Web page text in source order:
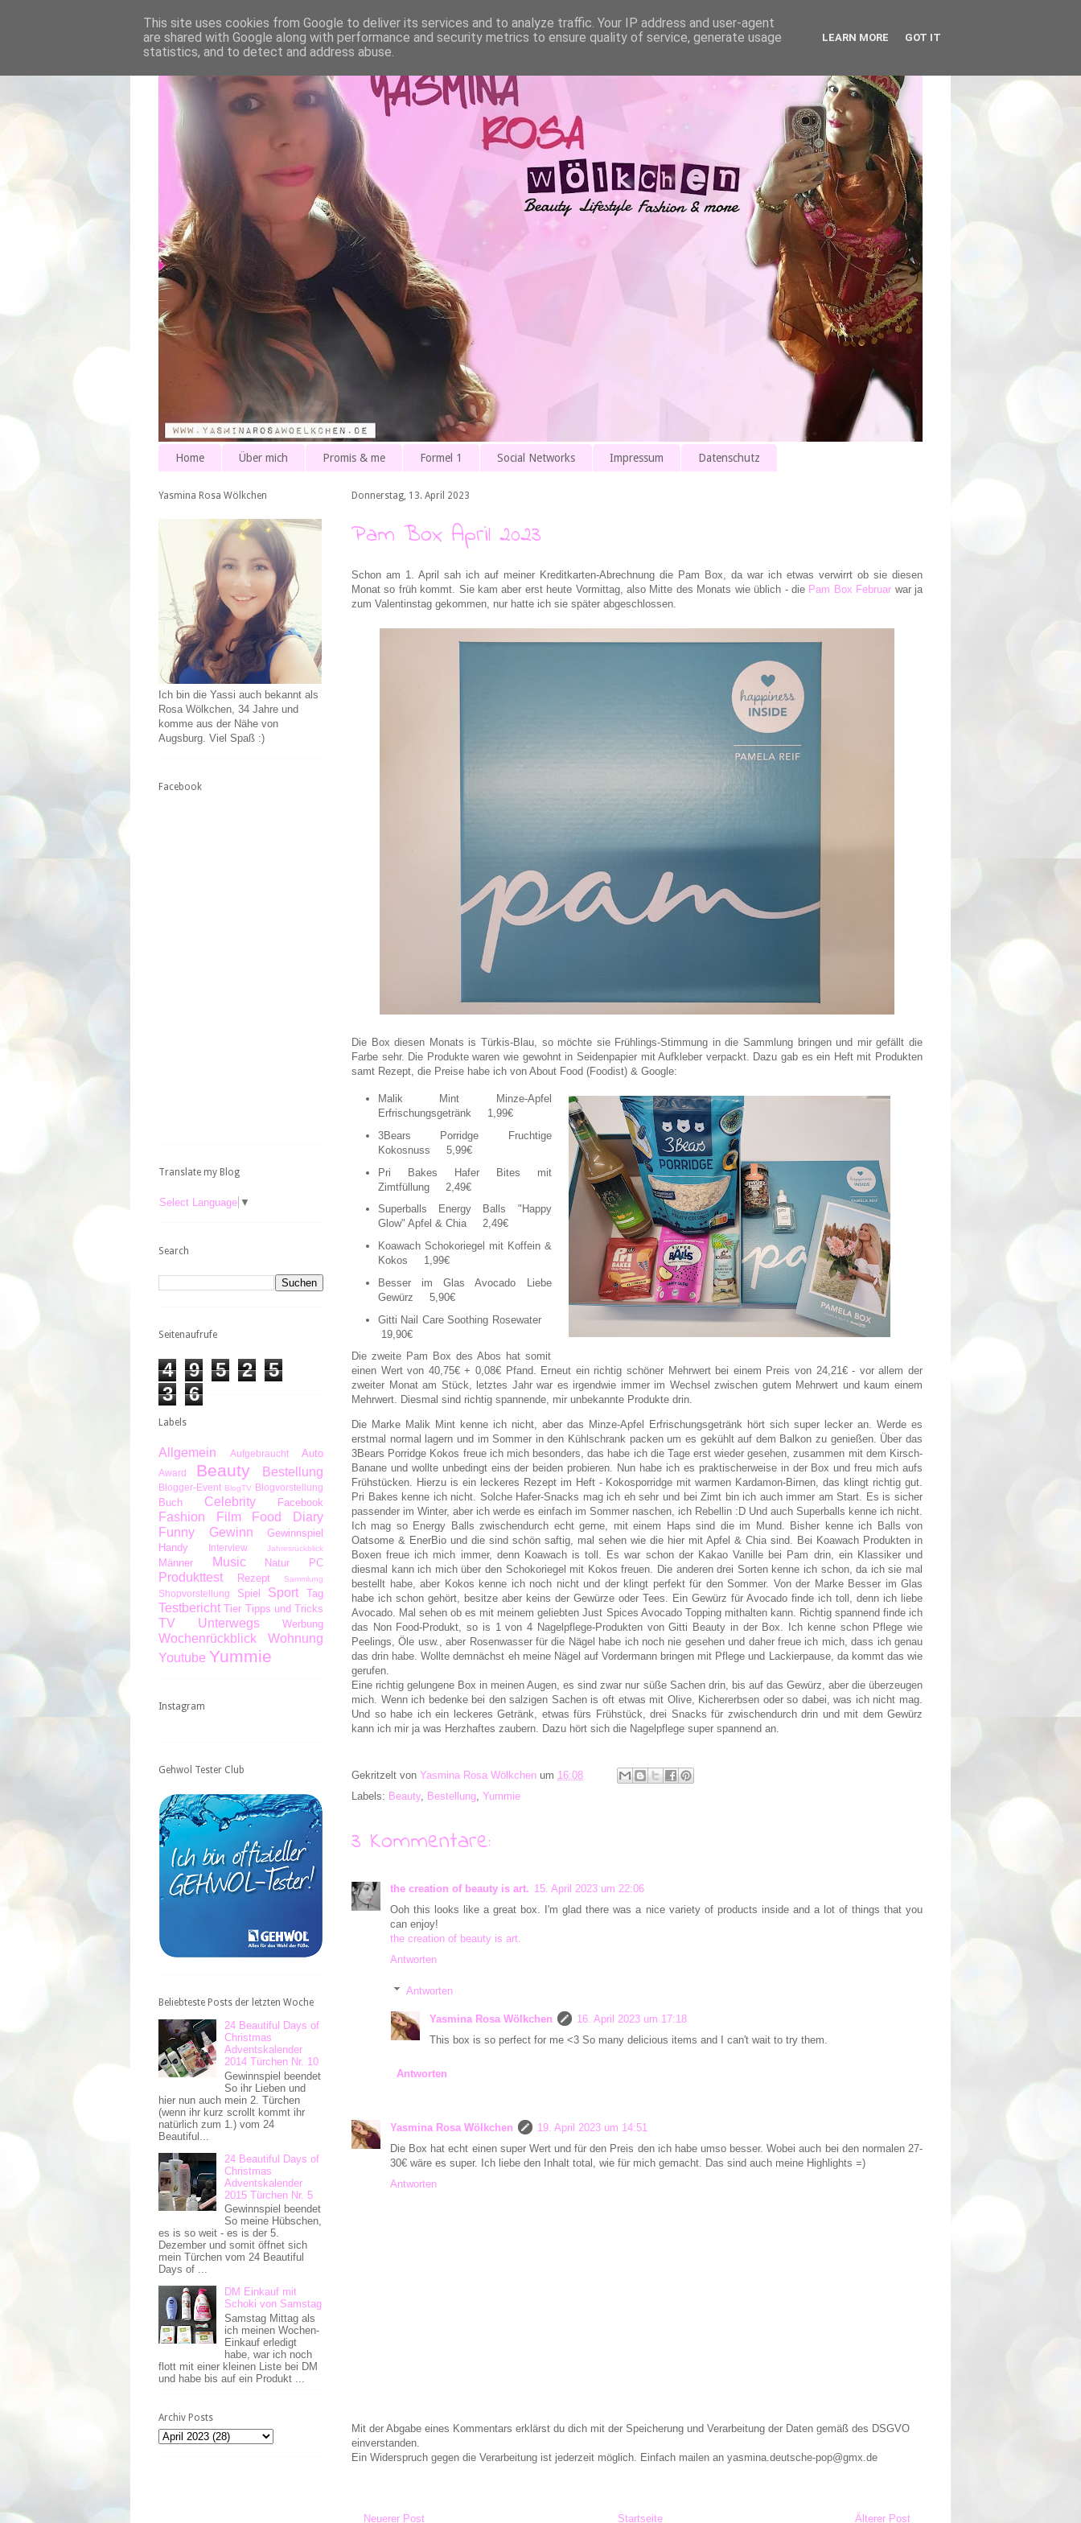
Home Über mich Promis & me Formel 1 Social Networks Impressum Datenschutz
Donnerstag, 13. April 2023
Pam Box April 2023
Schon am 1. April sah ich auf meiner Kreditkarten-Abrechnung die Pam Box, da war ich etwas verwirrt ob sie diesen
Monat so früh kommt. Sie kam aber erst heute Vormittag, also Mitte des Monats wie üblich - die Pam Box Februar war ja
zum Valentinstag gekommen, nur hatte ich sie später abgeschlossen.
Die Box diesen Monats is Türkis-Blau, so möchte sie Frühlings-Stimmung in die Sammlung bringen und mir gefällt die
Farbe sehr. Die Produkte waren wie gewohnt in Seidenpapier mit Aufkleber verpackt. Dazu gab es ein Heft mit Produkten
samt Rezept, die Preise habe ich von About Food (Foodist) & Google:
Malik Mint Minze-Apfel
Erfrischungsgetränk 1,99€
3Bears Porridge Fruchtige
Kokosnuss 5,99€
Pri Bakes Hafer Bites mit
Zimtfüllung 2,49€
Superballs Energy Balls "Happy
Glow" Apfel & Chia 2,49€
Koawach Schokoriegel mit Koffein &
Kokos 1,99€
Besser im Glas Avocado Liebe
Gewürz 5,90€
Gitti Nail Care Soothing Rosewater
19,90€
Die zweite Pam Box des Abos hat somit
einen Wert von 40,75€ + 0,08€ Pfand. Erneut ein richtig schöner Mehrwert bei einem Preis von 24,21€ - vor allem der
zweiter Monat am Stück, letztes Jahr war es irgendwie immer im Wechsel zwischen gutem Mehrwert und kaum einem
Mehrwert. Diesmal sind richtig spannende, mir unbekannte Produkte drin.
Die Marke Malik Mint kenne ich nicht, aber das Minze-Apfel Erfrischungsgetränk hört sich super lecker an. Werde es
erstmal normal lagern und im Sommer in den Kühlschrank packen um es gekühlt auf dem Balkon zu genießen. Über das
3Bears Porridge Kokos freue ich mich besonders, das habe ich die Tage erst wieder gesehen, zusammen mit dem Kirsch-
Banane und wollte unbedingt eins der beiden probieren. Nun habe ich es praktischerweise in der Box und freu mich aufs
Frühstücken. Hierzu is ein leckeres Rezept im Heft - Kokosporridge mit warmen Kardamon-Birnen, das klingt richtig gut.
Pri Bakes kenne ich nicht. Solche Hafer-Snacks mag ich eh sehr und bei Zimt bin ich auch immer am Start. Es is sicher
passender im Winter, aber ich werde es einfach im Sommer naschen, ich Rebellin :D Und auch Superballs kenne ich nicht.
Ich mag so Energy Balls zwischendurch echt gerne, mit einem Haps sind die im Mund. Bisher kenne ich Balls von
Oatsome & EnerBio und die sind schön saftig, mal sehen wie die hier mit Apfel & Chia sind. Bei Koawach Produkten in
Boxen freue ich mich immer, denn Koawach is toll. Es war schon der Kakao Vanille bei Pam drin, ein Klassiker und
diesmal kann ich mich über den Schokoriegel mit Kokos freuen. Die anderen drei Sorten kenne ich schon, da ich sie mal
bestellt habe, aber Kokos kenne ich noch nicht und der klingt perfekt für den Sommer. Von der Marke Besser im Glas
habe ich schon gehört, besitze aber keins der Gewürze oder Tees. Ein Gewürz für Avocado finde ich toll, denn ich liebe
Avocado. Mal sehen ob es mit meinem geliebten Just Spices Avocado Topping mithalten kann. Richtig spannend finde ich
das Non Food-Produkt, so is 1 von 4 Nagelpflege-Produkten von Gitti Beauty in der Box. Ich kenne schon Pflege wie
Peelings, Öle usw., aber Rosenwasser für die Nägel habe ich noch nie gesehen und daher freue ich mich, dass ich genau
das drin habe. Wollte demnächst eh meine Nägel auf Vordermann bringen mit Pflege und Lackierpause, da kommt das wie
gerufen.
Eine richtig gelungene Box in meinen Augen, es sind zwar nur süße Sachen drin, bis auf das Gewürz, aber die überzeugen
mich. Wenn ich bedenke bei den salzigen Sachen is oft etwas mit Olive, Kichererbsen oder so dabei, was ich nicht mag.
Und so habe ich ein leckeres Getränk, etwas fürs Frühstück, drei Snacks für zwischendurch drin und mit dem Gewürz
kann ich mir ja was Herzhaftes zaubern. Dazu hört sich die Nagelpflege super spannend an.
Gekritzelt von Yasmina Rosa Wölkchen um 16:08
Labels: Beauty, Bestellung, Yummie
3 Kommentare:
the creation of beauty is art. 15. April 2023 um 22:06
Ooh this looks like a great box. I'm glad there was a nice variety of products inside and a lot of things that you
can enjoy!
the creation of beauty is art.
Antworten
Antworten
Yasmina Rosa Wölkchen
16. April 2023 um 17:18
This box is so perfect for me <3 So many delicious items and I can't wait to try them.
Antworten
Yasmina Rosa Wölkchen
19. April 2023 um 14:51
Die Box hat echt einen super Wert und für den Preis den ich habe umso besser. Wobei auch bei den normalen 27-
30€ wäre es super. Ich liebe den Inhalt total, wie für mich gemacht. Das sind auch meine Highlights =)
Antworten
Mit der Abgabe eines Kommentars erklärst du dich mit der Speicherung und Verarbeitung der Daten gemäß des DSGVO
einverstanden.
Ein Widerspruch gegen die Verarbeitung ist jederzeit möglich. Einfach mailen an yasmina.deutsche-pop@gmx.de
Neuerer Post Älterer Post
Startseite
Yasmina Rosa Wölkchen
Ich bin die Yassi auch bekannt als
Rosa Wölkchen, 34 Jahre und
komme aus der Nähe von
Augsburg. Viel Spaß :)
Facebook
Translate my Blog
Select Language ▼
Search
Seitenaufrufe
4 9 5 2
5
3
6
Labels
Allgemein Aufgebraucht Auto
Award Beauty Bestellung
Blogger-Event BlogTV Blogvorstellung
Buch Celebrity Facebook
Fashion Film
Food Diary
Funny
Gewinn
Gewinnspiel
Handy
Interview Jahresrückblick
Männer Music Natur PC
Produkttest Rezept Sammlung
Shopvorstellung Spiel Sport Tag
Testbericht Tier Tipps und Tricks
TV Unterwegs Werbung
Wochenrückblick
Wohnung
Youtube Yummie
Instagram
Gehwol Tester Club
Beliebteste Posts der letzten Woche
24 Beautiful Days of
Christmas
Adventskalender
2014 Türchen Nr. 10
Gewinnspiel beendet
So ihr Lieben und
hier nun auch mein 2. Türchen
(wenn ihr kurz scrollt kommt ihr
natürlich zum 1.) vom 24
Beautiful...
24 Beautiful Days of
Christmas
Adventskalender
2015 Türchen Nr. 5
Gewinnspiel beendet
So meine Hübschen,
es is so weit - es is der 5.
Dezember und somit öffnet sich
mein Türchen vom 24 Beautiful
Days of ...
DM Einkauf mit
Schoki von Samstag
Samstag Mittag als
ich meinen Wochen-
Einkauf erledigt
habe, war ich noch
flott mit einer kleinen Liste bei DM
und habe bis auf ein Produkt ...
Archiv Posts
This site uses cookies from Google to deliver its services and to analyze traffic. Your IP address and user-agent
are shared with Google along with performance and security metrics to ensure quality of service, generate usage
statistics, and to detect and address abuse.
LEARN MORE GOT IT